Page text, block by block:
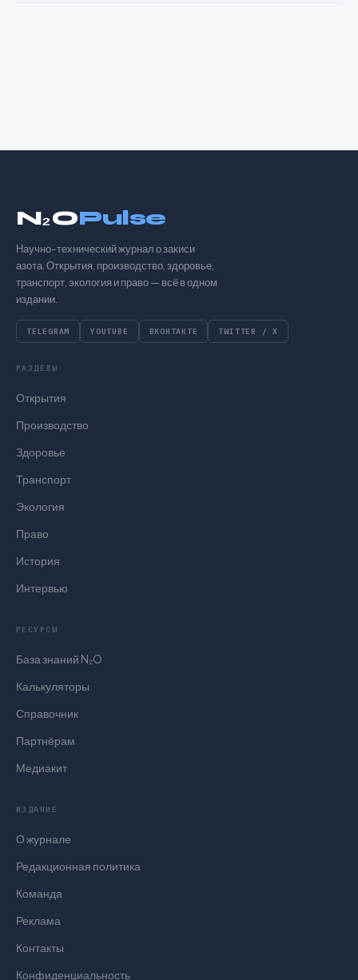
N₂OPulse
Научно-технический журнал о закиси
азота. Открытия, производство, здоровье,
транспорт, экология и право — всё в одном
издании.
TELEGRAM YOUTUBE ВКОНТАКТЕ TWITTER / X
РАЗДЕЛЫ
Открытия
Производство
Здоровье
Транспорт
Экология
Право
История
Интервью
РЕСУРСЫ
База знаний N₂O
Калькуляторы
Справочник
Партнёрам
Медиакит
ИЗДАНИЕ
О журнале
Редакционная политика
Команда
Реклама
Контакты
Конфиденциальность